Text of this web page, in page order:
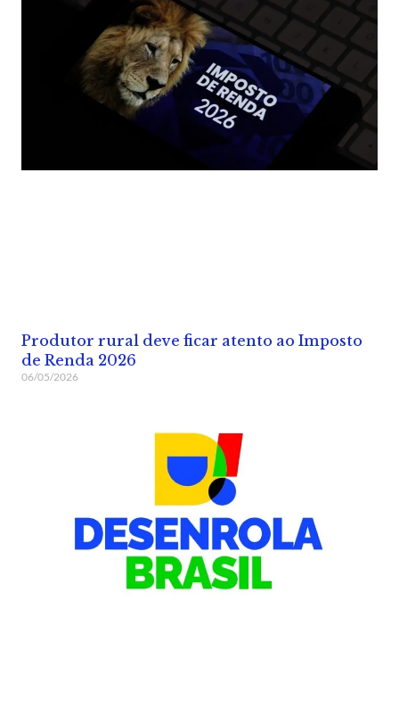
Produtor rural deve ficar atento ao Imposto
de Renda 2026
06/05/2026